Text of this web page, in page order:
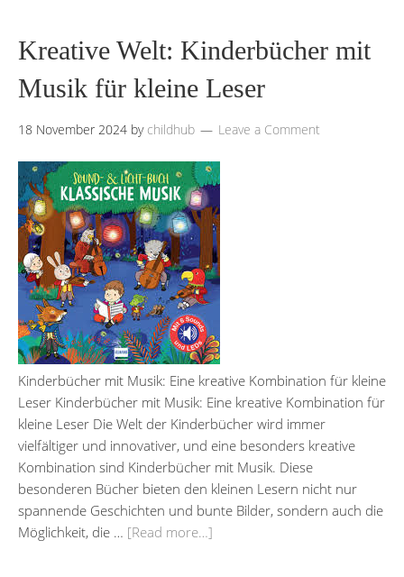
Kreative Welt: Kinderbücher mit
Musik für kleine Leser
18 November 2024 by childhub Leave a Comment
Kinderbücher mit Musik: Eine kreative Kombination für kleine
Leser Kinderbücher mit Musik: Eine kreative Kombination für
kleine Leser Die Welt der Kinderbücher wird immer
vielfältiger und innovativer, und eine besonders kreative
Kombination sind Kinderbücher mit Musik. Diese
besonderen Bücher bieten den kleinen Lesern nicht nur
spannende Geschichten und bunte Bilder, sondern auch die
Möglichkeit, die … [Read more…]